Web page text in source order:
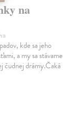
na
kde sa jeho
a my sa stávame
čudnej drámy.Čaká